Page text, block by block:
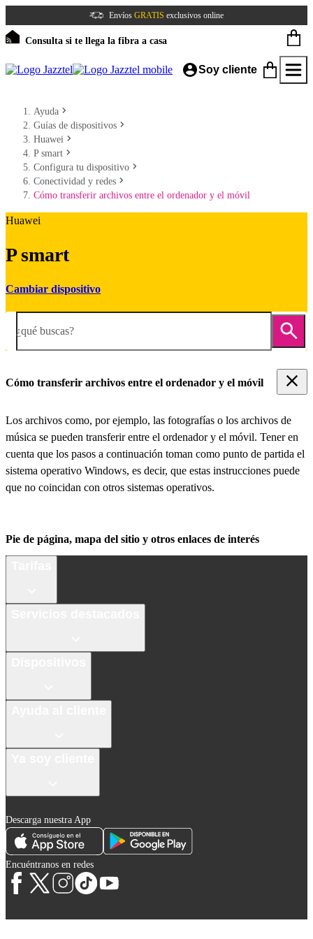
Envíos GRATIS exclusivos online
Consulta si te llega la fibra a casa
Soy cliente
Ayuda
Guías de dispositivos
Huawei
P smart
Configura tu dispositivo
Conectividad y redes
Cómo transferir archivos entre el ordenador y el móvil
Huawei
P smart
Cambiar dispositivo
¿qué buscas?
Cómo transferir archivos entre el ordenador y el móvil
Los archivos como, por ejemplo, las fotografías o los archivos de
música se pueden transferir entre el ordenador y el móvil. Tener en
cuenta que los pasos a continuación toman como punto de partida el
sistema operativo Windows, es decir, que estas instrucciones puede
que no coincidan con otros sistemas operativos.
Pie de página, mapa del sitio y otros enlaces de interés
Descarga nuestra App
Encuéntranos en redes